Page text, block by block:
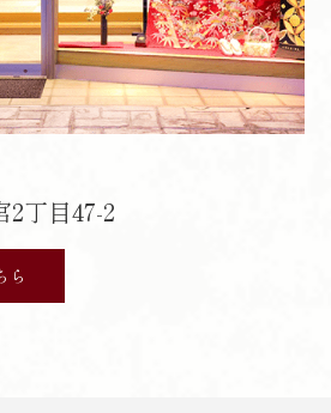
丁目47-2
ら